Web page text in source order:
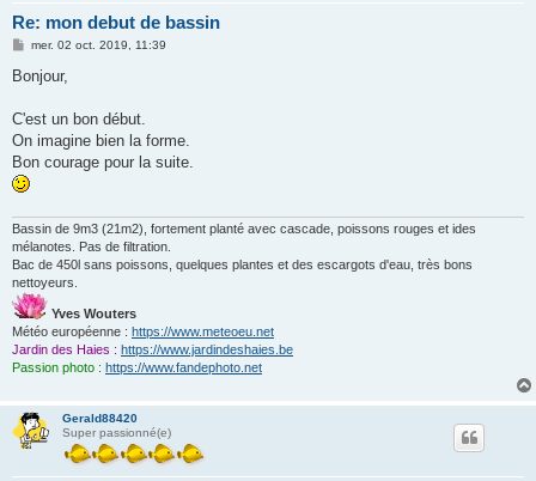
Re: mon debut de bassin
M
s
g
mer. 02 oct. 2019, 11:39
Bonjour,
C'est un bon début.
On imagine bien la forme.
Bon courage pour la suite.
Bassin de 9m3 (21m2), fortement planté avec cascade, poissons rouges et ides
mélanotes. Pas de filtration.
Bac de 450l sans poissons, quelques plantes et des escargots d'eau, très bons
nettoyeurs.
Yves Wouters
Météo européenne : https://www.meteoeu.net
Jardin des Haies : https://www.jardindeshaies.be
Passion photo : https://www.fandephoto.net
Gerald88420
Super passionné(e)